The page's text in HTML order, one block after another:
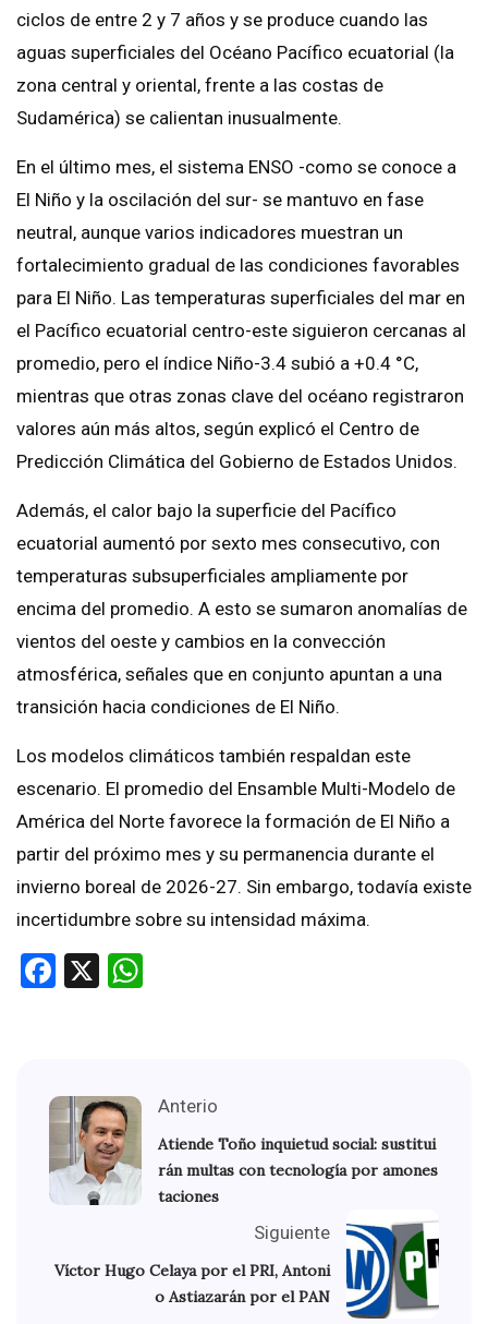
ciclos de entre 2 y 7 años y se produce cuando las
aguas superficiales del Océano Pacífico ecuatorial (la
zona central y oriental, frente a las costas de
Sudamérica) se calientan inusualmente.
En el último mes, el sistema ENSO -como se conoce a
El Niño y la oscilación del sur- se mantuvo en fase
neutral, aunque varios indicadores muestran un
fortalecimiento gradual de las condiciones favorables
para El Niño. Las temperaturas superficiales del mar en
el Pacífico ecuatorial centro-este siguieron cercanas al
promedio, pero el índice Niño-3.4 subió a +0.4 °C,
mientras que otras zonas clave del océano registraron
valores aún más altos, según explicó el Centro de
Predicción Climática del Gobierno de Estados Unidos.
Además, el calor bajo la superficie del Pacífico
ecuatorial aumentó por sexto mes consecutivo, con
temperaturas subsuperficiales ampliamente por
encima del promedio. A esto se sumaron anomalías de
vientos del oeste y cambios en la convección
atmosférica, señales que en conjunto apuntan a una
transición hacia condiciones de El Niño.
Los modelos climáticos también respaldan este
escenario. El promedio del Ensamble Multi-Modelo de
América del Norte favorece la formación de El Niño a
partir del próximo mes y su permanencia durante el
invierno boreal de 2026-27. Sin embargo, todavía existe
incertidumbre sobre su intensidad máxima.
Facebook
X
Anterio
Atiende Toño inquietud social: sustitui
rán multas con tecnología por amones
taciones
Siguiente
Víctor Hugo Celaya por el PRI, Antoni
o Astiazarán por el PAN